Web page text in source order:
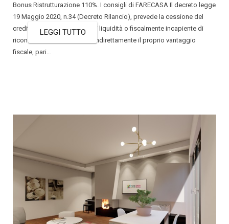
Bonus Ristrutturazione 110%. I consigli di FARECASA Il decreto legge
19 Maggio 2020, n.34 (Decreto Rilancio), prevede la cessione del
credito dal privato, a corto di liquidità o fiscalmente incapiente di
riconoscere direttamente o indirettamente il proprio vantaggio
fiscale, pari…
LEGGI TUTTO